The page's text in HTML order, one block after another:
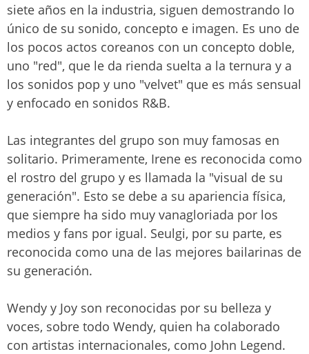
siete años en la industria, siguen demostrando lo
único de su sonido, concepto e imagen. Es uno de
los pocos actos coreanos con un concepto doble,
uno "red", que le da rienda suelta a la ternura y a
los sonidos pop y uno "velvet" que es más sensual
y enfocado en sonidos R&B.
Las integrantes del grupo son muy famosas en
solitario. Primeramente, Irene es reconocida como
el rostro del grupo y es llamada la "visual de su
generación". Esto se debe a su apariencia física,
que siempre ha sido muy vanagloriada por los
medios y fans por igual. Seulgi, por su parte, es
reconocida como una de las mejores bailarinas de
su generación.
Wendy y Joy son reconocidas por su belleza y
voces, sobre todo Wendy, quien ha colaborado
con artistas internacionales, como John Legend.